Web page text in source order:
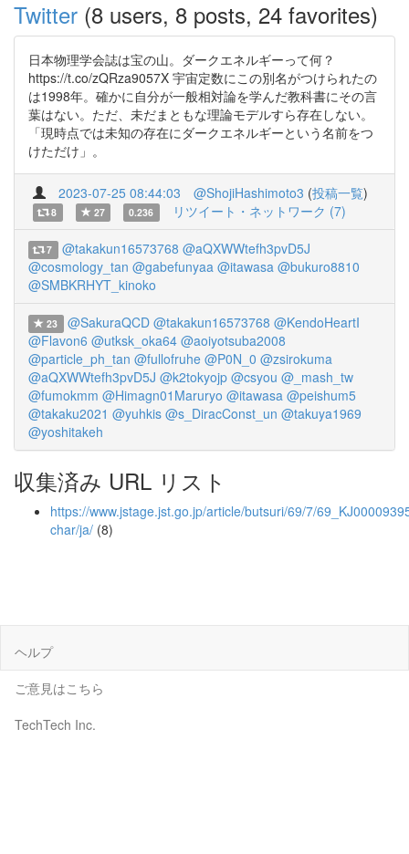
Twitter (8 users, 8 posts, 24 favorites)
日本物理学会誌は宝の山。ダークエネルギーって何？
https://t.co/zQRza9057X 宇宙定数にこの別名がつけられたの
は1998年。確かに自分が一般相対論を学んだ教科書にその言
葉はない。ただ、未だまともな理論モデルすら存在しない。
「現時点では未知の存在にダークエネルギーという名前をつ
けただけ」。
2023-07-25 08:44:03 @ShojiHashimoto3 (投稿一覧)
8 27 0.236 リツイート・ネットワーク (7)
7 @takakun16573768 @aQXWWtefh3pvD5J
@cosmology_tan @gabefunyaa @itawasa @bukuro8810
@SMBKRHYT_kinoko
23 @SakuraQCD @takakun16573768 @KendoHeartI
@Flavon6 @utksk_oka64 @aoiyotsuba2008
@particle_ph_tan @fullofruhe @P0N_0 @zsirokuma
@aQXWWtefh3pvD5J @k2tokyojp @csyou @_mash_tw
@fumokmm @Himagn01Maruryo @itawasa @peishum5
@takaku2021 @yuhkis @s_DiracConst_un @takuya1969
@yoshitakeh
収集済み URL リスト
https://www.jstage.jst.go.jp/article/butsuri/69/7/
char/ja/ (8)
ヘルプ
ご意見はこちら
TechTech Inc.